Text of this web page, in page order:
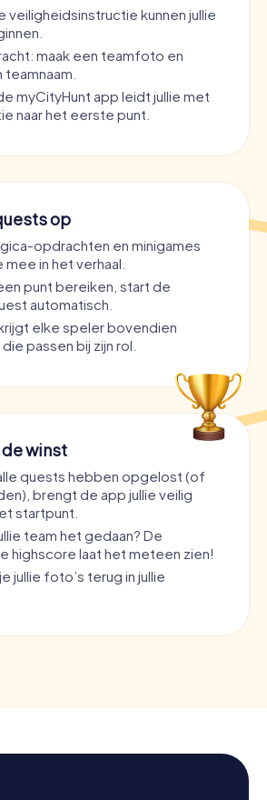
veiligheidsinstructie kunnen jullie
maak een teamfoto en
myCityHunt app leidt jullie met
naar het eerste punt.
op
opdrachten en minigames
in het verhaal.
punt bereiken, start de
automatisch.
elke speler bovendien
passen bij zijn rol.
de winst
quests hebben opgelost (of
brengt de app jullie veilig
startpunt.
team het gedaan? De
highscore laat het meteen zien!
jullie foto’s terug in jullie